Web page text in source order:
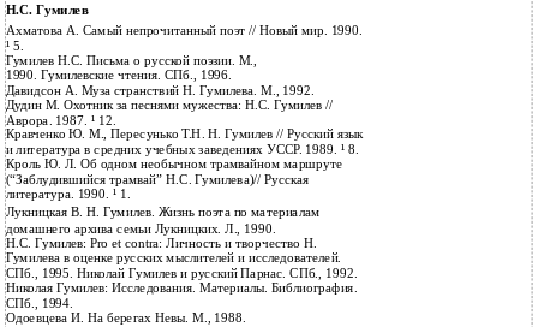
Н.С. Гумилев
Ахматова А. Самый непрочитанный поэт // Новый мир. 1990.
¹ 5.
Гумилев Н.С. Письма о русской поэзии. М.,
1990. Гумилевские чтения. СПб., 1996.
Давидсон А. Муза странствий Н. Гумилева. М., 1992.
Дудин М. Охотник за песнями мужества: Н.С. Гумилев //
Аврора. 1987. ¹ 12.
Кравченко Ю. М., Пересунько Т.Н. Н. Гумилев // Русский язык
и литература в средних учебных заведениях УССР. 1989. ¹ 8.
Кроль Ю. Л. Об одном необычном трамвайном маршруте
(“Заблудившийся трамвай” Н.С. Гумилева)// Русская
литература. 1990. ¹ 1.
Лукницкая В. Н. Гумилев. Жизнь поэта по материалам
домашнего архива семьи Лукницких. Л., 1990.
Н.С. Гумилев: Pro et contra: Личность и творчество Н.
Гумилева в оценке русских мыслителей и исследователей.
СПб., 1995. Николай Гумилев и русский Парнас. СПб., 1992.
Николая Гумилев: Исследования. Материалы. Библиография.
СПб., 1994.
Одоевцева И. На берегах Невы. М., 1988.